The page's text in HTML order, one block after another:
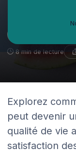
8 min de lecture
Explorez
peut devenir
qualité de vie
satisfaction